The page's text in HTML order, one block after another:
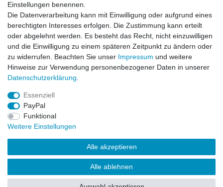
ÄHNLICH
Handschuhe Military Police coyote
Daten­schutz­erklärung
© Copyright 2026 | Alle Rechte vorbehalten.
Einstellungen benennen.
Die Datenverarbeitung kann mit Einwilligung oder aufgrund eines
berechtigten Interesses erfolgen. Die Zustimmung kann erteilt
oder abgelehnt werden. Es besteht das Recht, nicht einzuwilligen
und die Einwilligung zu einem späteren Zeitpunkt zu ändern oder
zu widerrufen. Beachten Sie unser Impressum und weitere
Hinweise zur Verwendung personenbezogener Daten in unserer
Daten­schutz­erklärung
Essenziell
PayPal
Funktional
Weitere Einstellungen
Alle akzeptieren
Alle ablehnen